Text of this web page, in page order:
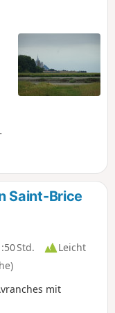
Saint-Brice
Std.
Leicht
mit